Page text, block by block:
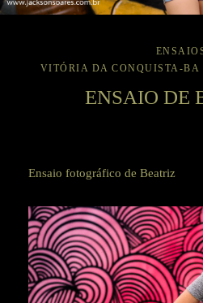
VITÓRIA DA CONQUISTA-BA
ENSAIO DE
Ensaio fotográfico de Beatriz